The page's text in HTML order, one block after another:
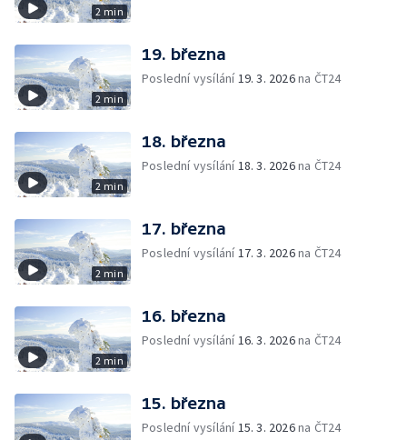
2 min
2 min
19. března
Poslední vysílání19. 3. 2026na ČT24
2 min
18. března
Poslední vysílání18. 3. 2026na ČT24
2 min
17. března
Poslední vysílání17. 3. 2026na ČT24
2 min
16. března
Poslední vysílání16. 3. 2026na ČT24
15. března
Poslední vysílání15. 3. 2026na ČT24